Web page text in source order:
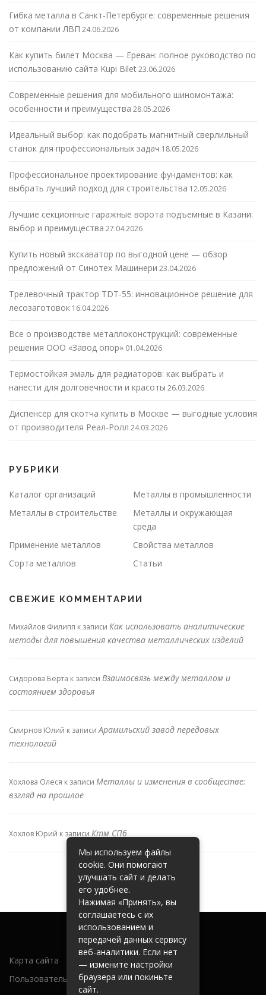
Гибка металла в Санкт-Петербурге: современные решения
от компании ЛВП 24.06.2026
Как купить билет Москва — Ереван: полное руководство по
использованию сайта Kupi Bilet23.06.2026
Современные решения для мобильного шиномонтажа:
особенности и преимущества 28.05.2026
Идеальный выбор: как подобрать магнитный сверлильный
станок для профессиональных задач 18.05.2026
Профессиональное проектирование фундаментов: как
выбрать лучший подход для строительства 12.05.2026
Лучшие секционные гаражные ворота подъемные в Казани:
выбор и преимущества 27.04.2026
Купить новый экскаватор по выгодной цене — обзор
предложений от Синотех Машинери 23.04.2026
Трелевочный трактор TDT-55: инновационное решение для
лесозаготовок 16.04.2026
Все о производстве металлоконструкций: современные
решения ООО «Завод опор» 01.04.2026
Термостойкая эмаль для радиаторов: как выбрать и
нанести для долговечности и красоты 26.03.2026
Диспенсер для скотча купить в Москве — выгодные условия
от производителя Реал-Ролл 24.03.2026
РУБРИКИ
Каталог организаций
Металлы в промышленности
Металлы в строительстве
Металлы и окружающая
среда
Применение металлов
Свойства металлов
Сорта металлов
Статьи
СВЕЖИЕ КОММЕНТАРИИ
Михайлов Филипп к записи Как использовать аналитические
методы для повышения качества металлических изделий
Сидорова Берта к записи Взаимосвязь между металлом и
состоянием здоровья
Смирнов Юлий к записиАрамильский завод передовых
технологий
Хохлова Олеся к записи Металлы и изменения в сообществе:
взгляд на прошлое
Хохлов Юрий к записи Ктм СПб
Карта сайта
Пользовательское соглашение
Мы используем файлы
cookie. Они помогают
улучшать сайт и делать
его удобнее.
Нажимая «Принять», вы
соглашаетесь с их
использованием и
передачей данных сервису
веб-аналитики. Если нет
— измените настройки
браузера или покиньте
сайт.